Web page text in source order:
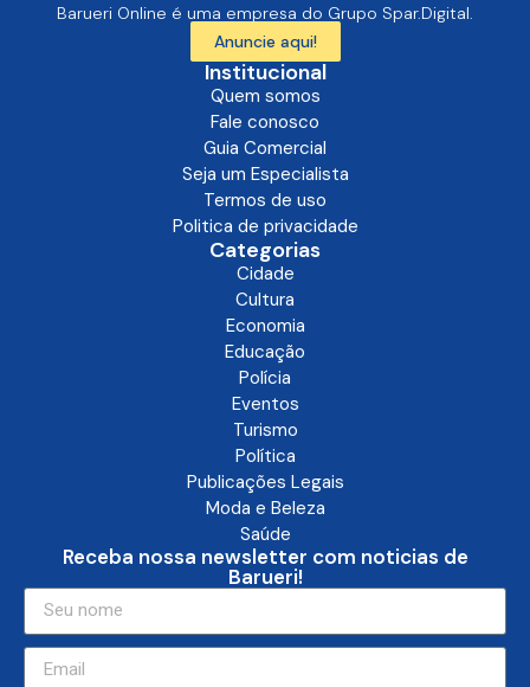
Barueri Online é uma empresa do Grupo Spar.Digital.
Anuncie aqui!
Institucional
Quem somos
Fale conosco
Guia Comercial
Seja um Especialista
Termos de uso
Politica de privacidade
Categorias
Cidade
Cultura
Economia
Educação
Polícia
Eventos
Turismo
Política
Publicações Legais
Moda e Beleza
Saúde
Receba nossa newsletter com noticias de
Barueri!